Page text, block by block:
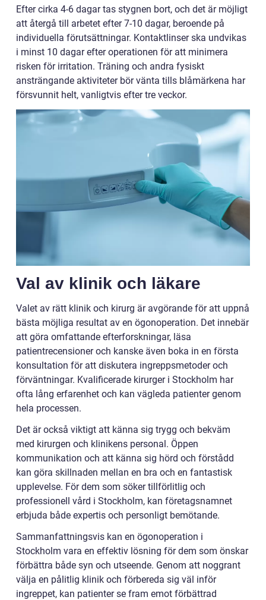
Efter cirka 4-6 dagar tas stygnen bort, och det är möjligt
att återgå till arbetet efter 7-10 dagar, beroende på
individuella förutsättningar. Kontaktlinser ska undvikas
i minst 10 dagar efter operationen för att minimera
risken för irritation. Träning och andra fysiskt
ansträngande aktiviteter bör vänta tills blåmärkena har
försvunnit helt, vanligtvis efter tre veckor.
Val av klinik och läkare
Valet av rätt klinik och kirurg är avgörande för att uppnå
bästa möjliga resultat av en ögonoperation. Det innebär
att göra omfattande efterforskningar, läsa
patientrecensioner och kanske även boka in en första
konsultation för att diskutera ingreppsmetoder och
förväntningar. Kvalificerade kirurger i Stockholm har
ofta lång erfarenhet och kan vägleda patienter genom
hela processen.
Det är också viktigt att känna sig trygg och bekväm
med kirurgen och klinikens personal. Öppen
kommunikation och att känna sig hörd och förstådd
kan göra skillnaden mellan en bra och en fantastisk
upplevelse. För dem som söker tillförlitlig och
professionell vård i Stockholm, kan företagsnamnet
erbjuda både expertis och personligt bemötande.
Sammanfattningsvis kan en ögonoperation i
Stockholm vara en effektiv lösning för dem som önskar
förbättra både syn och utseende. Genom att noggrant
välja en pålitlig klinik och förbereda sig väl inför
ingreppet, kan patienter se fram emot förbättrad